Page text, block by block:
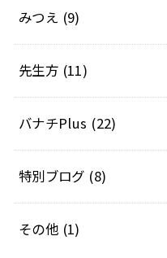
みつえ (9)
先生方 (11)
バナチPlus (22)
特別ブログ (8)
その他 (1)